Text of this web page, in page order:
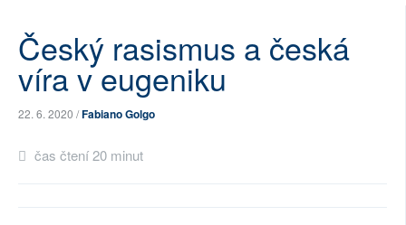
ARCHIV
ROZHOVORY
TÉMATA
NEJČTENĚJŠÍ ZA 7 DNÍ
Český rasismus a česká
víra v eugeniku
22. 6. 2020 /Fabiano Golgo
čas čtení 20 minut